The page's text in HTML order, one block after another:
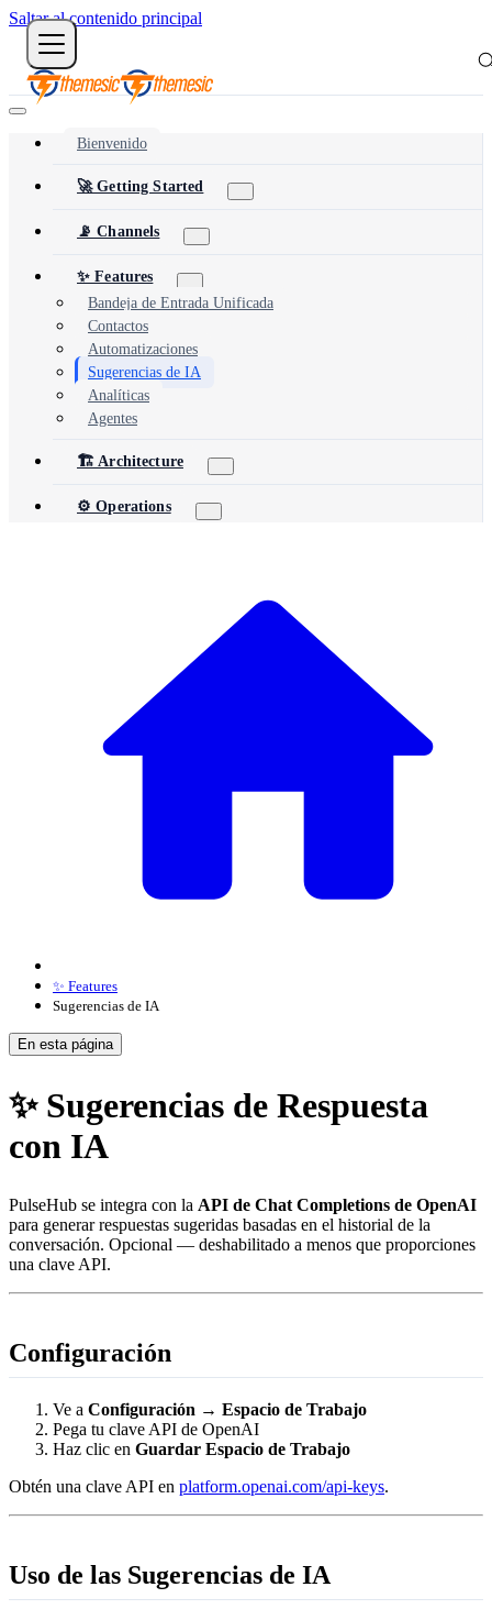
Saltar al contenido principal
Bienvenido
🚀 Getting Started
📡 Channels
✨ Features
Bandeja de Entrada Unificada
Contactos
Automatizaciones
Sugerencias de IA
Analíticas
Agentes
🏗️ Architecture
⚙️ Operations
✨ Features
Sugerencias de IA
En esta página
✨ Sugerencias de Respuesta
con IA
PulseHub se integra con la API de Chat Completions de OpenAI
para generar respuestas sugeridas basadas en el historial de la
conversación. Opcional — deshabilitado a menos que proporciones
una clave API.
Configuración
Ve a Configuración → Espacio de Trabajo
Pega tu clave API de OpenAI
Haz clic en Guardar Espacio de Trabajo
Obtén una clave API en platform.openai.com/api-keys.
Uso de las Sugerencias de IA